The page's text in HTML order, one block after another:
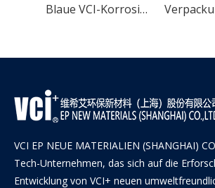
Blaue VCI-Korrosionsschutzfolie aus Kunststoff
VCI EP NEUE MATERIALIEN (SHANGHAI)
Tech-Unternehmen, das sich auf die
Entwicklung von VCI+ neuen